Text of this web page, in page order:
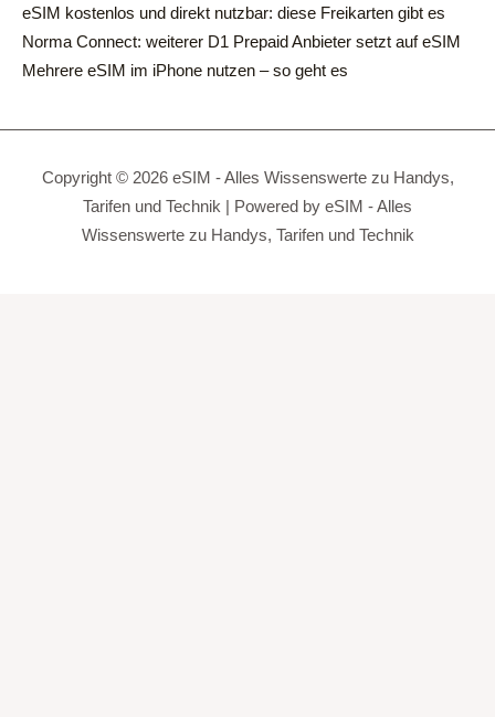
eSIM kostenlos und direkt nutzbar: diese Freikarten gibt es
Norma Connect: weiterer D1 Prepaid Anbieter setzt auf eSIM
Mehrere eSIM im iPhone nutzen – so geht es
Copyright © 2026 eSIM - Alles Wissenswerte zu Handys,
Tarifen und Technik | Powered by eSIM - Alles
Wissenswerte zu Handys, Tarifen und Technik